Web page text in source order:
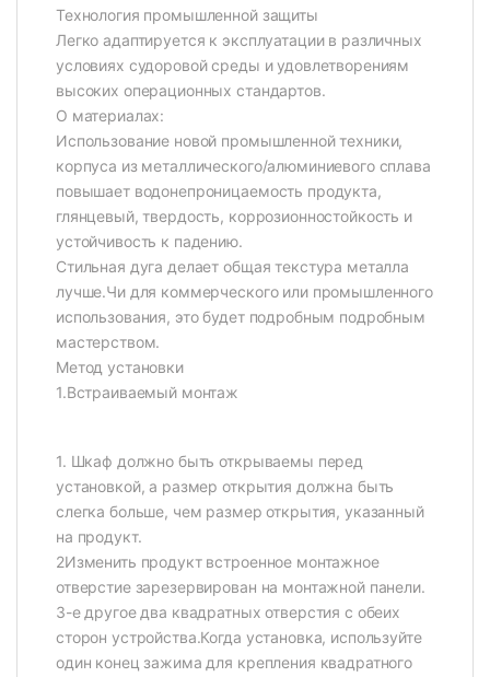
Технология промышленной защиты
Легко адаптируется к эксплуатации в различных
условиях судоровой среды и удовлетворениям
высоких операционных стандартов.
О материалах:
Использование новой промышленной техники,
корпуса из металлического/алюминиевого сплава
повышает водонепроницаемость продукта,
глянцевый, твердость, коррозионностойкость и
устойчивость к падению.
Стильная дуга делает общая текстура металла
лучше.Чи для коммерческого или промышленного
использования, это будет подробным подробным
мастерством.
Метод установки
1.Встраиваемый монтаж
1. Шкаф должно быть открываемы перед
установкой, а размер открытия должна быть
слегка больше, чем размер открытия, указанный
на продукт.
2Изменить продукт встроенное монтажное
отверстие зарезервирован на монтажной панели.
3-е другое два квадратных отверстия с обеих
сторон устройства.Когда установка, используйте
один конец зажима для крепления квадратного